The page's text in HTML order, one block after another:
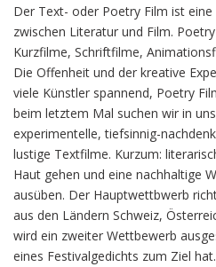
Der Text- oder Poetry Film ist
zwischen Literatur und Film.
Kurzfilme, Schriftfilme,
Die Offenheit und der kreative
viele Künstler spannend, Poetry
beim letztem Mal suchen wir in
experimentelle, tiefsinnig-
lustige Textfilme. Kurzum:
Haut gehen und eine nachhaltige
ausüben. Der Hauptwettbwerb
aus den Ländern Schweiz,
wird ein zweiter Wettbewerb
eines Festivalgedichts zum Ziel